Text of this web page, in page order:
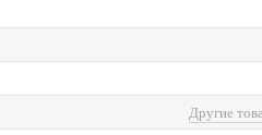
Другие